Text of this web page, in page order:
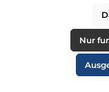
Nur